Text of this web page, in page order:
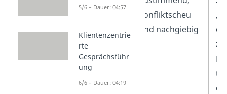
konfliktscheu
und nachgiebig
zu
5/6 – Dauer: 04:57
Klientenzentrie
rte
Gesprächsführ
ung
6/6 – Dauer: 04:19